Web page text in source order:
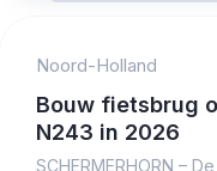
Noord-Holland
Bouw fietsbrug
N243 in 2026
SCHERMERHORN –